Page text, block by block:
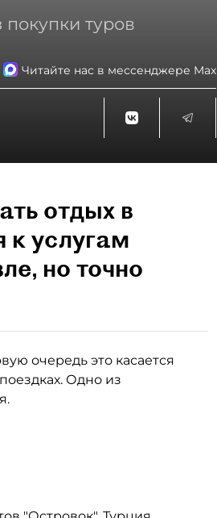
туров
Читайте нас в мессенджере Max
отдых в
к услугам
но точно
очередь это касается
Одно из